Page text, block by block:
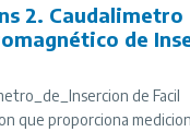
2. Caudalimetro
de
de Facil
que proporciona